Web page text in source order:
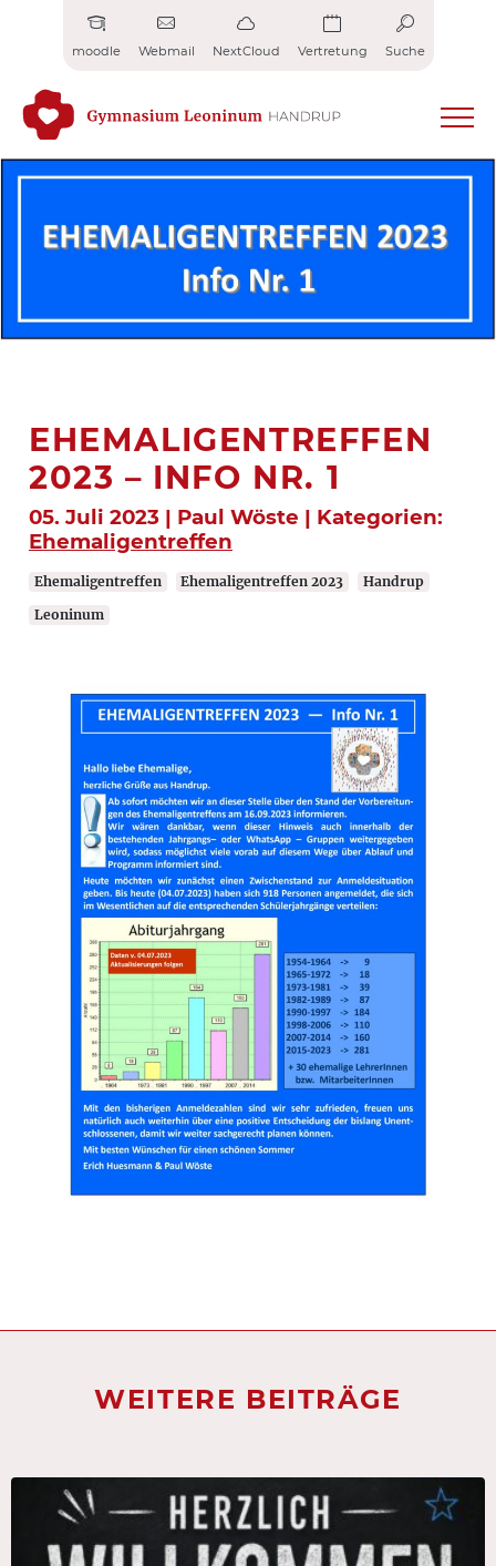
moodle Webmail NextCloud Vertretung Suche
EHEMALIGENTREFFEN
2023 – INFO NR. 1
05. Juli 2023 | Paul Wöste | Kategorien:
Ehemaligentreffen
Ehemaligentreffen Ehemaligentreffen 2023
Handrup
Leoninum
WEITERE BEITRÄGE